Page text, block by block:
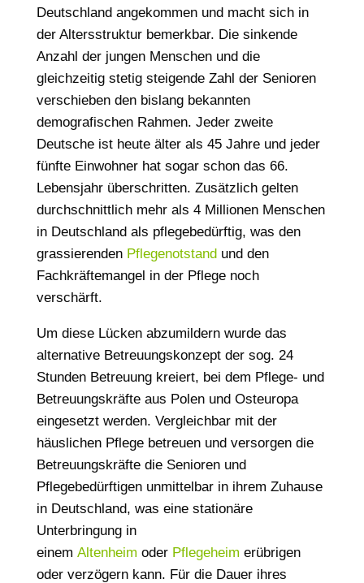
Deutschland angekommen und macht sich in
der Altersstruktur bemerkbar. Die sinkende
Anzahl der jungen Menschen und die
gleichzeitig stetig steigende Zahl der Senioren
verschieben den bislang bekannten
demografischen Rahmen. Jeder zweite
Deutsche ist heute älter als 45 Jahre und jeder
fünfte Einwohner hat sogar schon das 66.
Lebensjahr überschritten. Zusätzlich gelten
durchschnittlich mehr als 4 Millionen Menschen
in Deutschland als pflegebedürftig, was den
grassierenden Pflegenotstand und den
Fachkräftemangel in der Pflege noch
verschärft.
Um diese Lücken abzumildern wurde das
alternative Betreuungskonzept der sog. 24
Stunden Betreuung kreiert, bei dem Pflege- und
Betreuungskräfte aus Polen und Osteuropa
eingesetzt werden. Vergleichbar mit der
häuslichen Pflege betreuen und versorgen die
Betreuungskräfte die Senioren und
Pflegebedürftigen unmittelbar in ihrem Zuhause
in Deutschland, was eine stationäre
Unterbringung in
einem Altenheim oder Pflegeheim erübrigen
oder verzögern kann. Für die Dauer ihres